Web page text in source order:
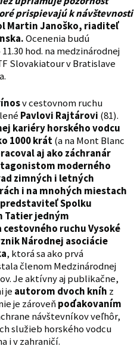
prispievajú knávštevnosti
Martin Janoško, riaditeľ
Ocenenia budú
hod. na medzinárodnej
Slovakiatour v Bratislave
v cestovnom ruchu
Pavlovi Rajtárovi (81).
kariéry horského vodcu
1000 krát(a na Mont Blanc
aj ako záchranár
moderného
zimných i letných
i na mnohých miestach
predstaviteľ Spolku
Tatier jedným
ruchu Vysoké
Národnej asociácie
, ktorá sa ako prvá
členom Medzinárodnej
Je aktívny aj publikačne,
je autorom dvoch kníh z
je zároveňpoďakovaním
návštevníkov veľhôr,
služieb horského vodcu
i v zahraničí.